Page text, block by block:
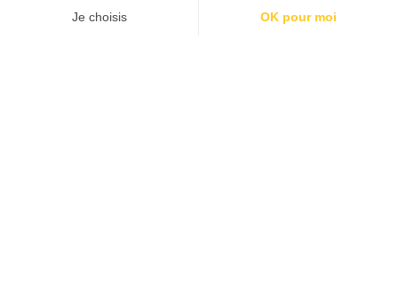
Je choisis OK pour moi